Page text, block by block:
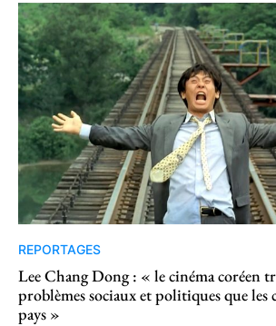
REPORTAGES
Lee Chang Dong : « le cinéma coréen
problèmes sociaux et politiques que les
pays »